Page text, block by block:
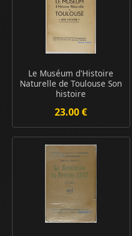
Le Muséum d'Histoire
Naturelle de Toulouse Son
histoire
23.00 €